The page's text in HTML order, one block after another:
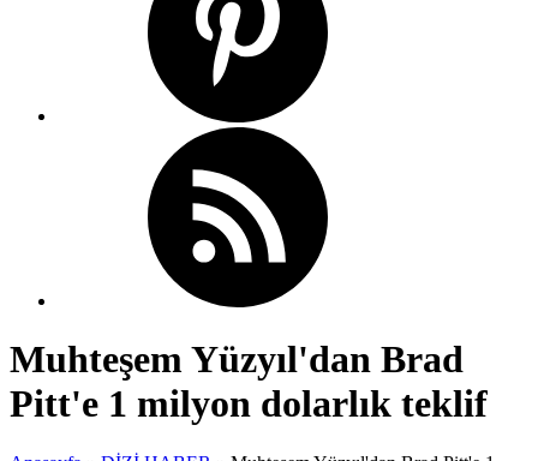
Muhteşem Yüzyıl'dan Brad
Pitt'e 1 milyon dolarlık teklif